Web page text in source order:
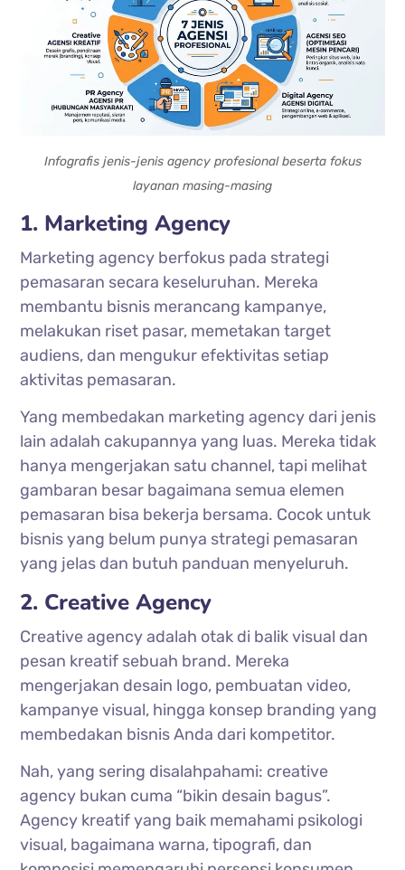
Infografis jenis-jenis agency profesional beserta fokus
layanan masing-masing
1. Marketing Agency
Marketing agency berfokus pada strategi
pemasaran secara keseluruhan. Mereka
membantu bisnis merancang kampanye,
melakukan riset pasar, memetakan target
audiens, dan mengukur efektivitas setiap
aktivitas pemasaran.
Yang membedakan marketing agency dari jenis
lain adalah cakupannya yang luas. Mereka tidak
hanya mengerjakan satu channel, tapi melihat
gambaran besar bagaimana semua elemen
pemasaran bisa bekerja bersama. Cocok untuk
bisnis yang belum punya strategi pemasaran
yang jelas dan butuh panduan menyeluruh.
2. Creative Agency
Creative agency adalah otak di balik visual dan
pesan kreatif sebuah brand. Mereka
mengerjakan desain logo, pembuatan video,
kampanye visual, hingga konsep branding yang
membedakan bisnis Anda dari kompetitor.
Nah, yang sering disalahpahami: creative
agency bukan cuma “bikin desain bagus”.
Agency kreatif yang baik memahami psikologi
visual, bagaimana warna, tipografi, dan